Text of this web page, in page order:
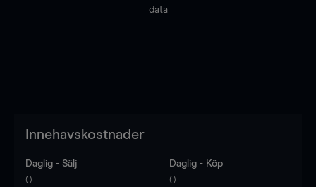
data
Innehavskostnader
Daglig - Sälj
0
Daglig - Köp
0